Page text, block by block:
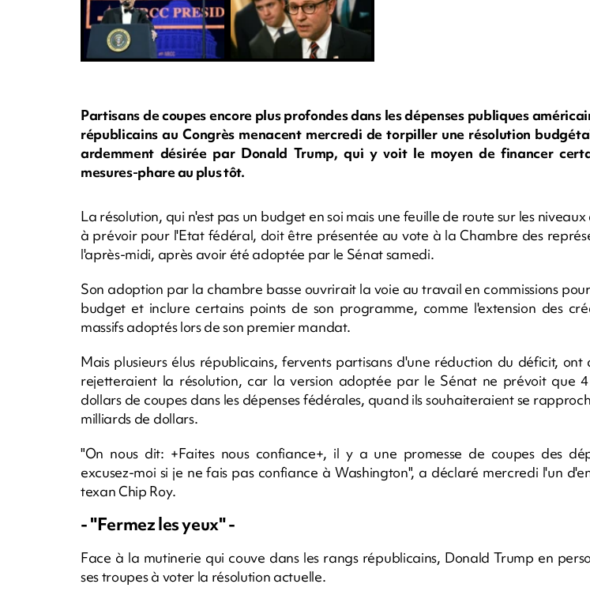
Partisans de coupes encore plus profondes dans les dépenses publiques
républicains au Congrès menacent mercredi de torpiller une résolution
ardemment désirée par Donald Trump, qui y voit le moyen de financer
mesures-phare au plus tôt.
La résolution, qui n'est pas un budget en soi mais une feuille de route sur les
à prévoir pour l'Etat fédéral, doit être présentée au vote à la Chambre des
l'après-midi, après avoir été adoptée par le Sénat samedi.
Son adoption par la chambre basse ouvrirait la voie au travail en commissions
budget et inclure certains points de son programme, comme l'extension des
massifs adoptés lors de son premier mandat.
Mais plusieurs élus républicains, fervents partisans d'une réduction du déficit, ont
rejetteraient la résolution, car la version adoptée par le Sénat ne prévoit que
dollars de coupes dans les dépenses fédérales, quand ils souhaiteraient se
milliards de dollars.
"On nous dit: +Faites nous confiance+, il y a une promesse de coupes des
excusez-moi si je ne fais pas confiance à Washington", a déclaré mercredi l'un
texan Chip Roy.
- "Fermez les yeux" -
Face à la mutinerie qui couve dans les rangs républicains, Donald Trump en
ses troupes à voter la résolution actuelle.